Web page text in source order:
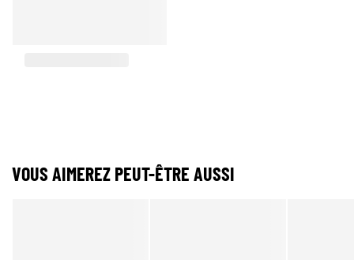
VOUS AIMEREZ PEUT-ÊTRE AUSSI